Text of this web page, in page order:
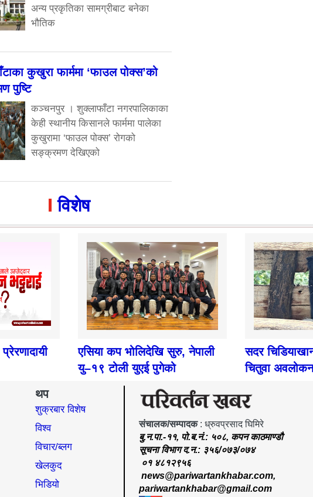
अन्य प्रकृतिका सामग्रीबाट बनेका
भौतिक
कुखुरा फार्ममा ‘फाउल पोक्स’को
पुष्टि
कञ्चनपुर । शुक्लाफाँटा नगरपालिकाका
केही स्थानीय किसानले फार्ममा पालेका
कुखुरामा ‘फाउल पोक्स’ रोगको
सङ्क्रमण देखिएको
विशेष
एसिया कप भोलिदेखि सुरु, नेपाली
यु–१९ टोली युएई पुगेको
सदर
चितुवा
थप
शुक्रबार विशेष
विश्व
विचार/ब्लग
खेलकुद
भिडियो
संचालक/सम्पादक: ध्रुवप्रसाद घिमिरे
बु.न.पा.-११, पो.ब.नं.: ५०८, कपन काठमाण्डौ
सूचना विभाग द.न.: ३५६/०७३/०७४
०१ ४८१२९५६
news@pariwartankhabar.com,
pariwartankhabar@gmail.com